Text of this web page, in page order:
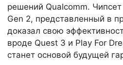
решений Qualcomm.
Gen 2, представленный в
доказал свою
вроде Quest 3 и Play For
станет основой будущей